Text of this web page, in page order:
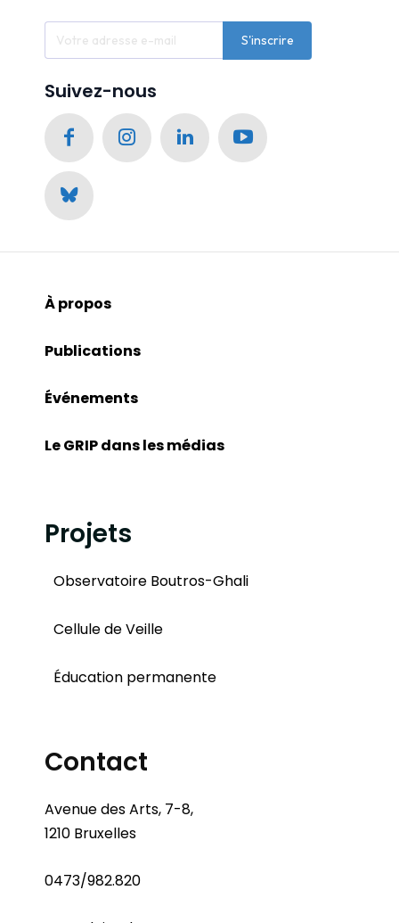
S'inscrire
Suivez-nous
À propos
Publications
Événements
Le GRIP dans les médias
Projets
Observatoire Boutros-Ghali
Cellule de Veille
Éducation permanente
Contact
Avenue des Arts, 7-8,
1210 Bruxelles
0473/982.820